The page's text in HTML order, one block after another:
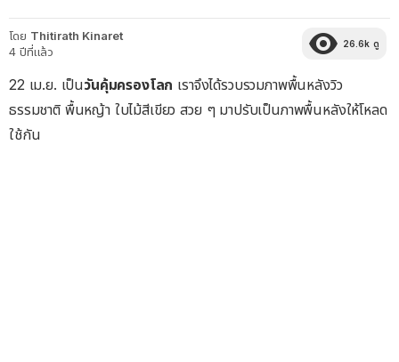
โดย Thitirath Kinaret
4 ปีที่แล้ว
26.6k ดู
22 เม.ย. เป็นวันคุ้มครองโลก เราจึงได้รวบรวมภาพพื้นหลังวิว
ธรรมชาติ พื้นหญ้า ใบไม้สีเขียว สวย ๆ มาปรับเป็นภาพพื้นหลังให้โหลด
ใช้กัน